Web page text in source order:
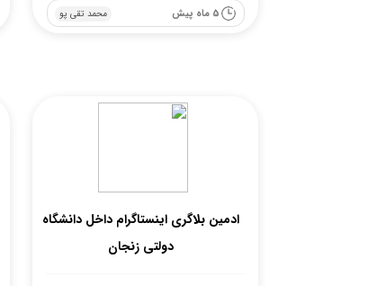
محمد تقی پو 5 ماه پیش
ادمین بلاگری اینستاگرام داخل دانشگاه
دولتی زنجان